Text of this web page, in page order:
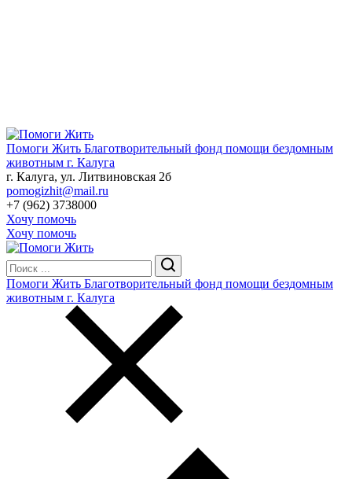
Помоги Жить Благотворительный фонд помощи бездомным
животным г. Калуга
г. Калуга, ул. Литвиновская 2б
pomogizhit@mail.ru
+7 (962) 3738000
Хочу помочь
Хочу помочь
Помоги Жить Благотворительный фонд помощи бездомным
животным г. Калуга